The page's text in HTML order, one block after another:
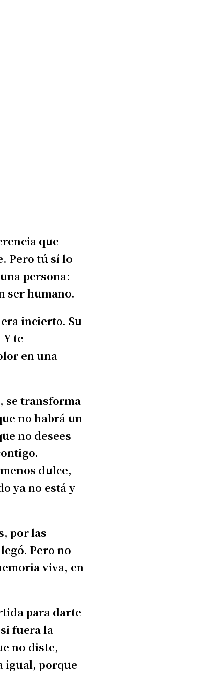
que
Pero tú sí lo
persona:
ser humano.
incierto. Su
te
en una
se transforma
no habrá un
no desees
dulce,
ya no está y
por las
Pero no
viva, en
para darte
fuera la
no diste,
igual, porque